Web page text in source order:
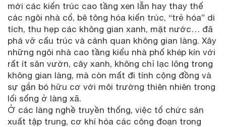
mới các kiến trúc cao tầng xen lẫn hay thay thế
các ngôi nhà cổ, bê tông hóa kiến trúc, “trẻ hóa” di
tích, thu hẹp các không gian xanh, mặt nước… đã
phá vỡ cấu trúc và cảnh quan không gian làng. Xây
những ngôi nhà cao tầng kiểu nhà phố khép kín với
rất ít sân vườn, cây xanh, không chỉ lạc lõng trong
không gian làng, mà còn mất đi tính cộng đồng và
sự gắn bó hữu cơ với môi trường thiên nhiên trong
lối sống ở làng xã.
Ở các làng nghề truyền thống, việc tổ chức sản
xuất tập trung, cơ khí hóa các công đoạn trong